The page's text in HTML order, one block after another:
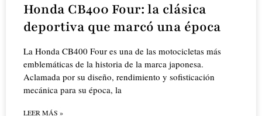
Honda CB400 Four: la clásica
deportiva que marcó una época
La Honda CB400 Four es una de las motocicletas más
emblemáticas de la historia de la marca japonesa.
Aclamada por su diseño, rendimiento y sofisticación
mecánica para su época, la
LEER MÁS »